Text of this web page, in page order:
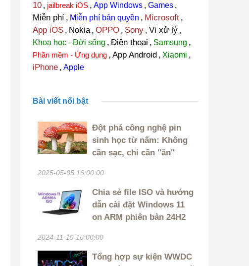
10 , jailbreak iOS , App Windows , Games ,
Miễn phí , Miễn phí bản quyền , Microsoft ,
App iOS , Nokia , OPPO , Sony , Vi xử lý ,
Khoa học - Đời sống , Điện thoại , Samsung ,
Phần mềm - Ứng dụng , App Android , Xiaomi ,
iPhone , Apple
Bài viết nổi bật
Đột phá công nghệ pin
sinh học từ nấm: Không
cần sạc, chỉ cần ''ăn''
2025-05-05 16:00:00
Chia sẻ file ISO và hướng
dẫn cài đặt Windows 11
on ARM phiên bản 24H2
2024-11-19 16:00:00
Tổng hợp sự kiện WWDC